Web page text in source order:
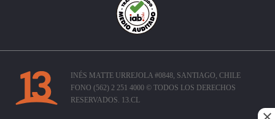
INÉS MATTE URREJOLA #0848, SANTIAGO, CHILE
FONO (562) 2 251 4000 © TODOS LOS DERECHOS
RESERVADOS. 13.CL